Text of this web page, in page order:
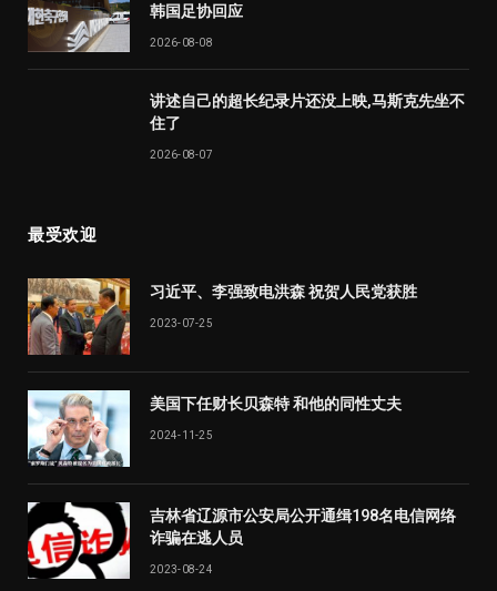
韩国足协回应
2026-08-08
讲述自己的超长纪录片还没上映,马斯克先坐不
住了
2026-08-07
最受欢迎
习近平、李强致电洪森 祝贺人民党获胜
2023-07-25
美国下任财长贝森特 和他的同性丈夫
2024-11-25
吉林省辽源市公安局公开通缉198名电信网络
诈骗在逃人员
2023-08-24